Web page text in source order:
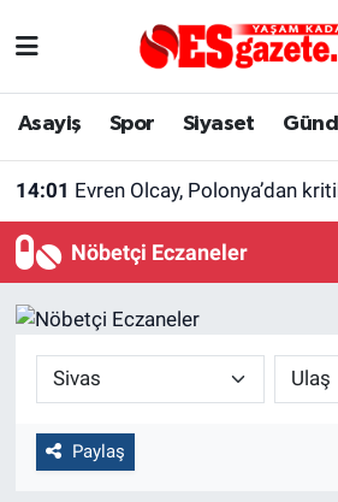
Asayiş Spor Siyaset
14:01 Evren Olcay, Polonya’dan
Nöbetçi Eczaneler
Paylaş
Asayiş
Türkiye
Dünya
Sağlık
Yaşam
Eskişehir Arşivi
Röportaj
Ekonomi
Eskişehir Nöbetçi Eczaneler
Tüm Manşetler
Son Dakika Haberleri
Haber Arşivi